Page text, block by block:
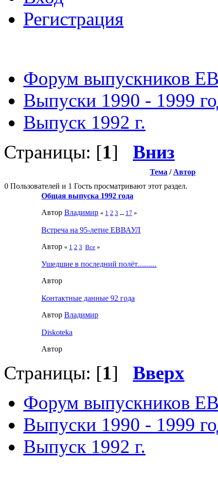
Регистрация
Форум выпускников
Выпуски 1990 - 1999
Выпуск 1992 г.
Страницы: [1] Вниз
Тема / Автор
0 Пользователей и 1 Гость просматривают этот раздел.
Общая выпуска 1992 года
Автор Влaдимир « 1 2 3 ... 17 »
Встреча на 95-летие ЕВВАУЛ
Автор « 1 2 3 Все »
Ушедшие в последний полёт..........
Автор
Контактные данные 92 года
Автор Влaдимир
Diskoteka
Автор
Страницы: [1] Вверх
Форум выпускников
Выпуски 1990 - 1999
Выпуск 1992 г.